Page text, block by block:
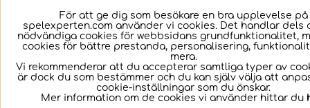
För att ge dig som besökare en bra upplevelse på
spelexperten.com använder vi cookies. Det handlar dels
nödvändiga cookies för webbsidans grundfunktionalitet,
cookies för bättre prestanda, personalisering,
mera.
Vi rekommenderar att du accepterar samtliga typer av
är dock du som bestämmer och du kan själv välja att
cookie-inställningar som du önskar.
Mer information om de cookies vi använder hittar du